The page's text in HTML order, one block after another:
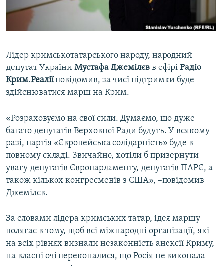
СВІДЧЕННЯ ОКУПАЦІЇ
УКРАЇНСЬКА ПРОБЛЕМА КРИМУ
Qırımtatar
Усі сайти RFE/RL
Лідер кримськотатарського народу, народний
депутат України Мустафа Джемілєв в ефірі Радіо
Крим.Реаліїповідомив, за чиєї підтримки буде
здійснюватися марш на Крим.
«Розраховуємо на свої сили. Думаємо, що дуже
багато депутатів Верховної Ради будуть. У всякому
разі, партія «Європейська солідарність» буде в
повному складі. Звичайно, хотіли б привернути
увагу депутатів Європарламенту, депутатів ПАРЄ, а
також кількох конгресменів з США», –повідомив
Джемілєв.
За словами лідера кримських татар, ідея маршу
полягає в тому, щоб всі міжнародні організації, які
на всіх рівнях визнали незаконність анексії Криму,
на власні очі переконалися, що Росія не виконала